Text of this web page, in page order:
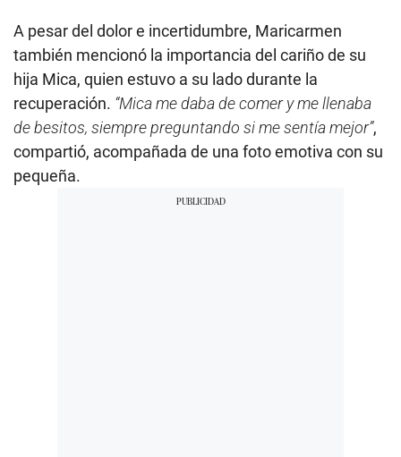
A pesar del dolor e incertidumbre, Maricarmen
también mencionó la importancia del cariño de su
hija Mica, quien estuvo a su lado durante la
recuperación. “Mica me daba de comer y me llenaba
de besitos, siempre preguntando si me sentía mejor”,
compartió, acompañada de una foto emotiva con su
pequeña.